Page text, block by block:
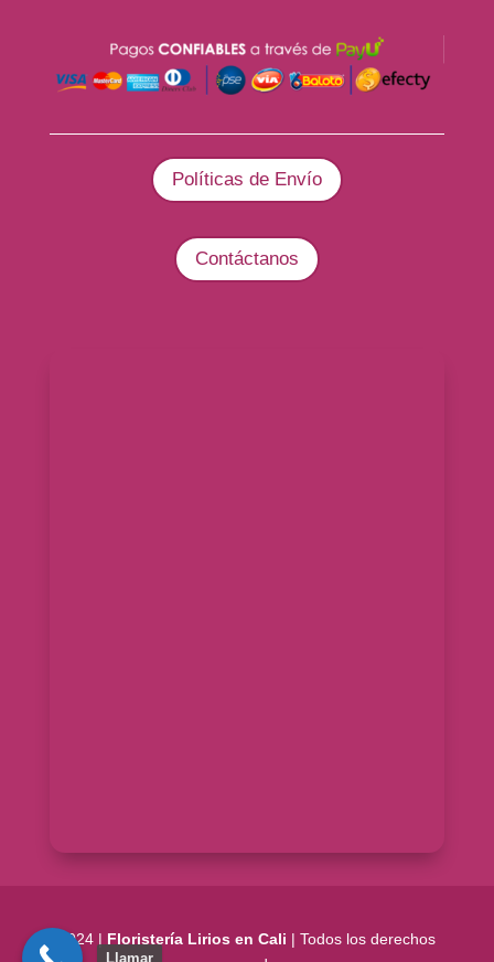
Políticas de Envío
Contáctanos
2024 | Floristería Lirios en Cali | Todos los derechos
Llamar